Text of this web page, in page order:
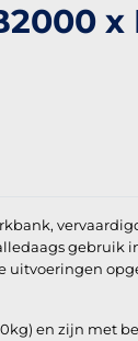
x
gebruik
en zijn met